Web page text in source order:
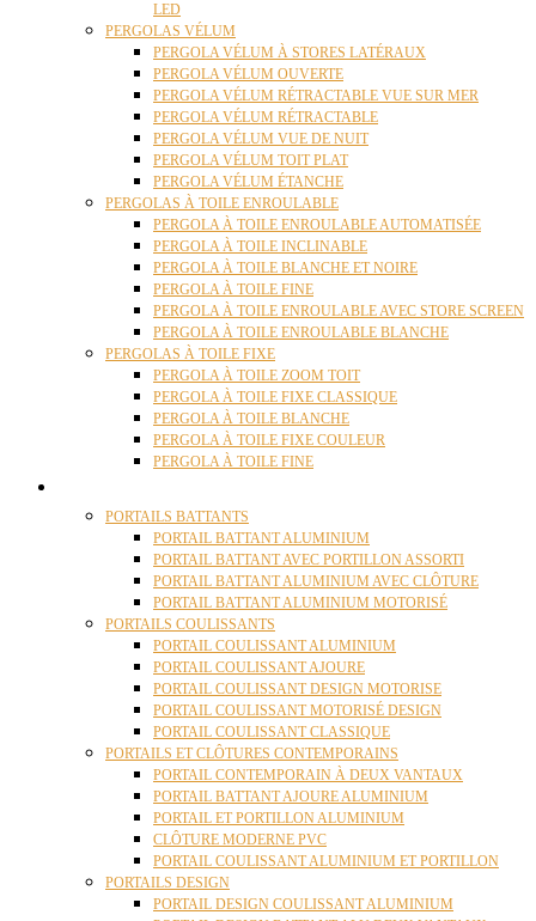
LED
PERGOLAS VÉLUM
PERGOLA VÉLUM À STORES LATÉRAUX
PERGOLA VÉLUM OUVERTE
PERGOLA VÉLUM RÉTRACTABLE VUE SUR MER
PERGOLA VÉLUM RÉTRACTABLE
PERGOLA VÉLUM VUE DE NUIT
PERGOLA VÉLUM TOIT PLAT
PERGOLA VÉLUM ÉTANCHE
PERGOLAS À TOILE ENROULABLE
PERGOLA À TOILE ENROULABLE AUTOMATISÉE
PERGOLA À TOILE INCLINABLE
PERGOLA À TOILE BLANCHE ET NOIRE
PERGOLA À TOILE FINE
PERGOLA À TOILE ENROULABLE AVEC STORE SCREEN
PERGOLA À TOILE ENROULABLE BLANCHE
PERGOLAS À TOILE FIXE
PERGOLA À TOILE ZOOM TOIT
PERGOLA À TOILE FIXE CLASSIQUE
PERGOLA À TOILE BLANCHE
PERGOLA À TOILE FIXE COULEUR
PERGOLA À TOILE FINE
PORTAILS BATTANTS
PORTAIL BATTANT ALUMINIUM
PORTAIL BATTANT AVEC PORTILLON ASSORTI
PORTAIL BATTANT ALUMINIUM AVEC CLÔTURE
PORTAIL BATTANT ALUMINIUM MOTORISÉ
PORTAILS COULISSANTS
PORTAIL COULISSANT ALUMINIUM
PORTAIL COULISSANT AJOURE
PORTAIL COULISSANT DESIGN MOTORISE
PORTAIL COULISSANT MOTORISÉ DESIGN
PORTAIL COULISSANT CLASSIQUE
PORTAILS ET CLÔTURES CONTEMPORAINS
PORTAIL CONTEMPORAIN À DEUX VANTAUX
PORTAIL BATTANT AJOURE ALUMINIUM
PORTAIL ET PORTILLON ALUMINIUM
CLÔTURE MODERNE PVC
PORTAIL COULISSANT ALUMINIUM ET PORTILLON
PORTAILS DESIGN
PORTAIL DESIGN COULISSANT ALUMINIUM